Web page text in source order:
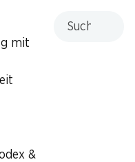
mit
&
- / M-Card